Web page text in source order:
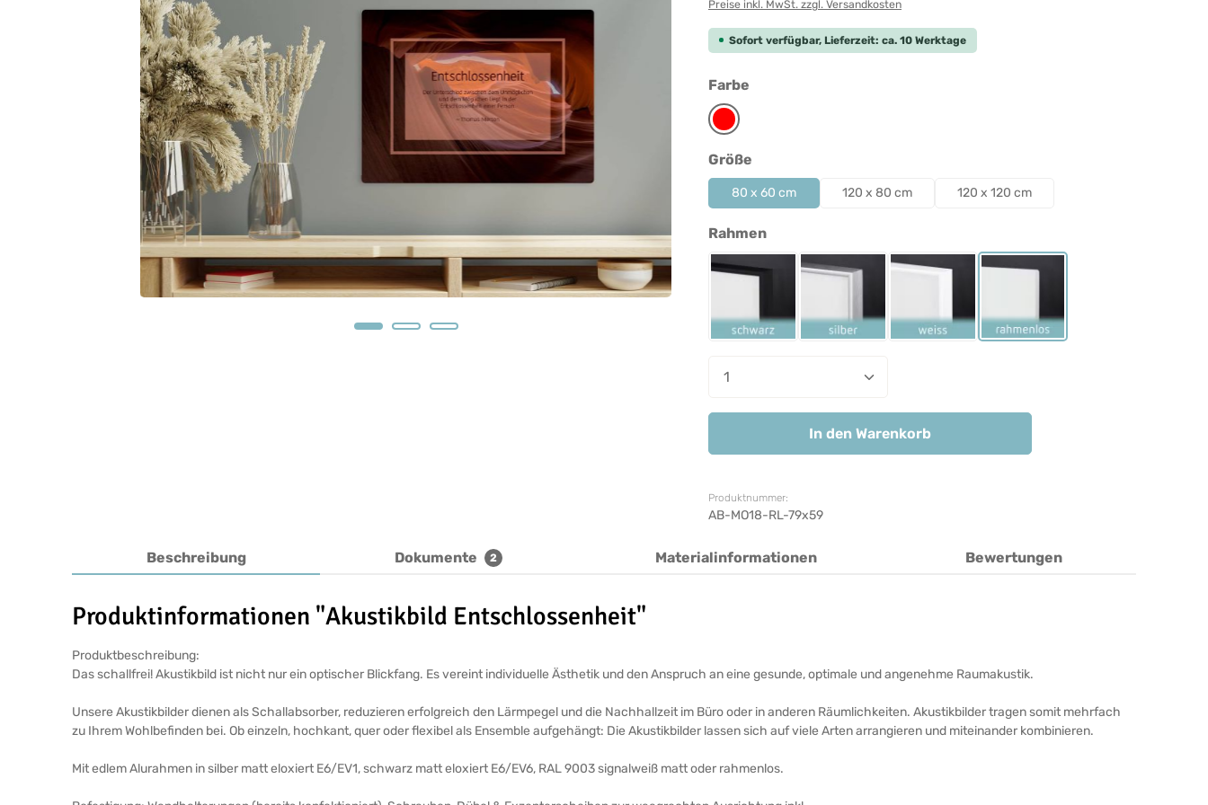
Preise inkl. MwSt. zzgl. Versandkosten
Sofort verfügbar, Lieferzeit: ca. 10 Werktage
Farbe
Rot
Größe
80 x 60 cm 120 x 80 cm 120 x 120 cm
Rahmenauswählen
Produkt Anzahl: Gib den gewünschten Wert ein
In den Warenkorb
Produktnummer:
AB-MO18-RL-79x59
Beschreibung Dokumente 2 Materialinformationen Bewertungen
Produktinformationen "Akustikbild Entschlossenheit"
Produktbeschreibung:
Das schallfrei! Akustikbild ist nicht nur ein optischer Blickfang. Es vereint individuelle Ästhetik und den Anspruch an eine gesunde, optimale und angenehme Raumakustik.
Unsere Akustikbilder dienen als Schallabsorber, reduzieren erfolgreich den Lärmpegel und die Nachhallzeit im Büro oder in anderen Räumlichkeiten. Akustikbilder tragen somit mehrfach
zu Ihrem Wohlbefinden bei. Ob einzeln, hochkant, quer oder flexibel als Ensemble aufgehängt: Die Akustikbilder lassen sich auf viele Arten arrangieren und miteinander kombinieren.
Mit edlem Alurahmen in silber matt eloxiert E6/EV1, schwarz matt eloxiert E6/EV6, RAL 9003 signalweiß matt oder rahmenlos.